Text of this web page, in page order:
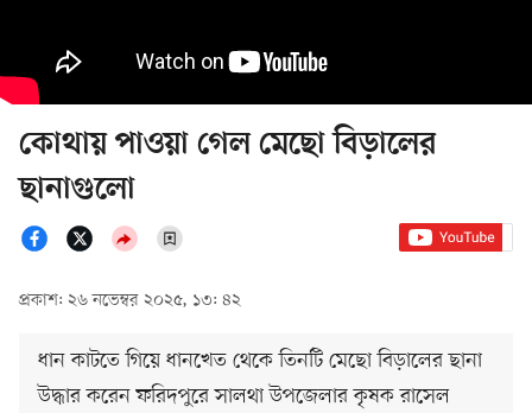
কোথায় পাওয়া গেল মেছো বিড়ালের
ছানাগুলো
প্রকাশ: ২৬ নভেম্বর ২০২৫, ১৩: ৪২
ধান কাটতে গিয়ে ধানখেত থেকে তিনটি মেছো বিড়ালের ছানা
উদ্ধার করেন ফরিদপুরে সালথা উপজেলার কৃষক রাসেল